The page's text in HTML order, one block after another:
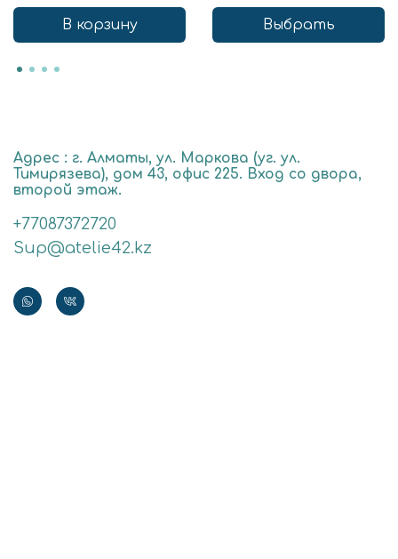
В корзину Выбрать
Адрес : г. Алматы, ул. Маркова (уг. ул.
Тимирязева), дом 43, офис 225. Вход со двора,
второй этаж.
+77087372720
Sup@atelie42.kz